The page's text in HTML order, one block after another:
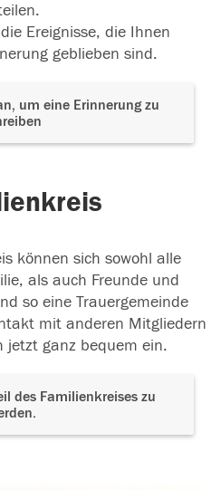
Ereignisse, die Ihnen
geblieben sind.
um eine Erinnerung zu
können sich sowohl alle
als auch Freunde und
so eine Trauergemeinde
mit anderen Mitgliedern
jetzt ganz bequem ein.
des Familienkreises zu